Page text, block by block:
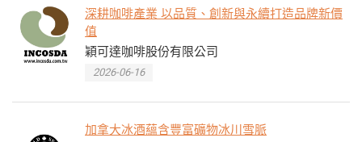
深耕咖啡產業 以品質、創新與永續打造品牌新價
值
穎可達咖啡股份有限公司
2026-06-16
加拿大冰酒蘊含豐富礦物冰川雪脈